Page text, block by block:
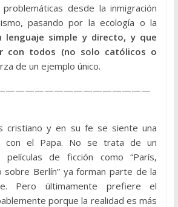
desde la inmigración
pasando por la ecología o la
lenguaje simple y directo, y que
con todos (no solo católicos o
de un ejemplo único.
cristiano y en su fe se siente una
con el Papa. No se trata de un
películas de ficción como “París,
sobre Berlín” ya forman parte de la
Pero últimamente prefiere el
porque la realidad es más